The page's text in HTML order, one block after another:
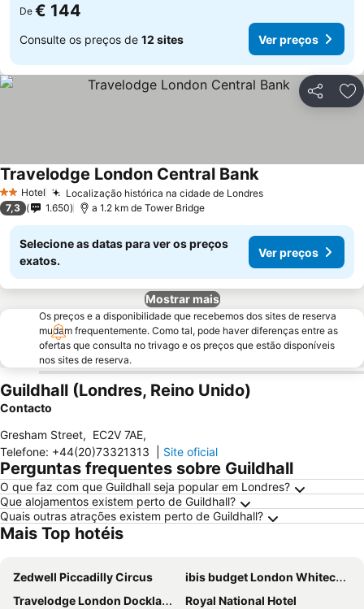
De € 144
Consulte os preços de 12 sites Ver preços
Partilhar
2 Estrelas
Hotel Localização histórica na cidade de LondresVer preços
Travelodge London Central BankVer preços
7,3 1.650 a 1.2 km de Tower Bridge
Selecione as datas para ver os preços
exatos.
Ver preços
Mostrar mais
Os preços e a disponibilidade que recebemos dos sites de reserva
mudam frequentemente. Como tal, pode haver diferenças entre as
ofertas que consulta no trivago e os preços que estão disponíveis
nos sites de reserva.
Guildhall (Londres, Reino Unido)
Contacto
Gresham Street, EC2V 7AE,
Telefone: +44(20)73321313 Site oficial
Perguntas frequentes sobre Guildhall
O que faz com que Guildhall seja popular em Londres?
Que alojamentos existem perto de Guildhall?
Quais outras atrações existem perto de Guildhall?
Mais Top hotéis
Zedwell Piccadilly Circus
ibis budget London Whitechapel - Brick Lane
Travelodge London Docklands Central
Royal National Hotel